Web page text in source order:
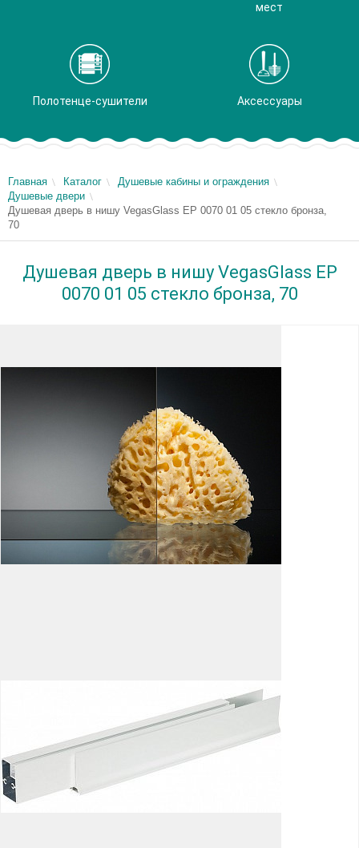
мест
Полотенце-сушители Аксессуары
Главная Каталог
Душевые кабины и ограждения
Душевые двери
Душевая дверь в нишу VegasGlass EP 0070 01 05 стекло бронза,
70
Душевая дверь в нишу VegasGlass EP
0070 01 05 стекло бронза, 70